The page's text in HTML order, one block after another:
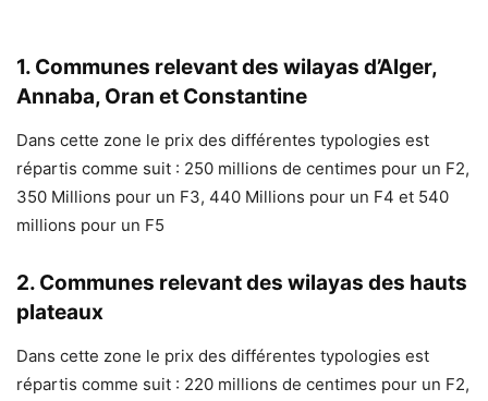
1. Communes relevant des wilayas d’Alger,
Annaba, Oran et Constantine
Dans cette zone le prix des différentes typologies est
répartis comme suit : 250 millions de centimes pour un F2,
350 Millions pour un F3, 440 Millions pour un F4 et 540
millions pour un F5
2. Communes relevant des wilayas des hauts
plateaux
Dans cette zone le prix des différentes typologies est
répartis comme suit : 220 millions de centimes pour un F2,